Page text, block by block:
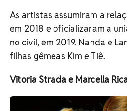
As artistas assumiram a
em 2018 e oficializaram a
no civil, em 2019. Nanda e
filhas gêmeas Kim e Tiê.
Vitoria Strada e Marcella